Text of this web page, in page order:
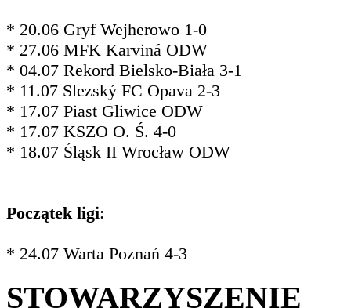
* 20.06 Gryf Wejherowo 1-0
* 27.06 MFK Karviná ODW
* 04.07 Rekord Bielsko-Biała 3-1
* 11.07 Slezský FC Opava 2-3
* 17.07 Piast Gliwice ODW
* 17.07 KSZO O. Ś. 4-0
* 18.07 Śląsk II Wrocław ODW
Początek ligi:
* 24.07 Warta Poznań 4-3
STOWARZYSZENIE